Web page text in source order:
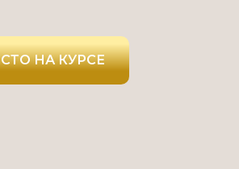
НА КУРСЕ